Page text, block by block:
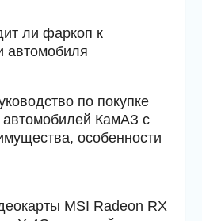
ли фаркоп к
автомобиля
по покупке
автомобилей КамАЗ с
особенности
MSI Radeon RX